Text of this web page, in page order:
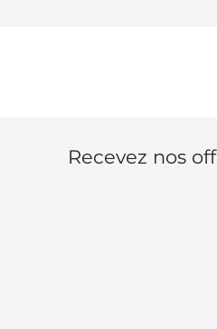
Recevez nos